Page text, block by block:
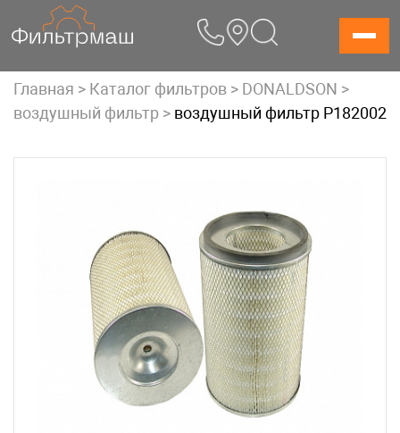
to
Главная > Каталог фильтров > DONALDSON >
воздушный фильтр > воздушный фильтр P182002